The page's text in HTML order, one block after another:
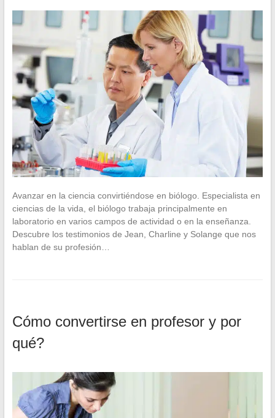
Avanzar en la ciencia convirtiéndose en biólogo. Especialista en
ciencias de la vida, el biólogo trabaja principalmente en
laboratorio en varios campos de actividad o en la enseñanza.
Descubre los testimonios de Jean, Charline y Solange que nos
hablan de su profesión…
Cómo convertirse en profesor y por
qué?